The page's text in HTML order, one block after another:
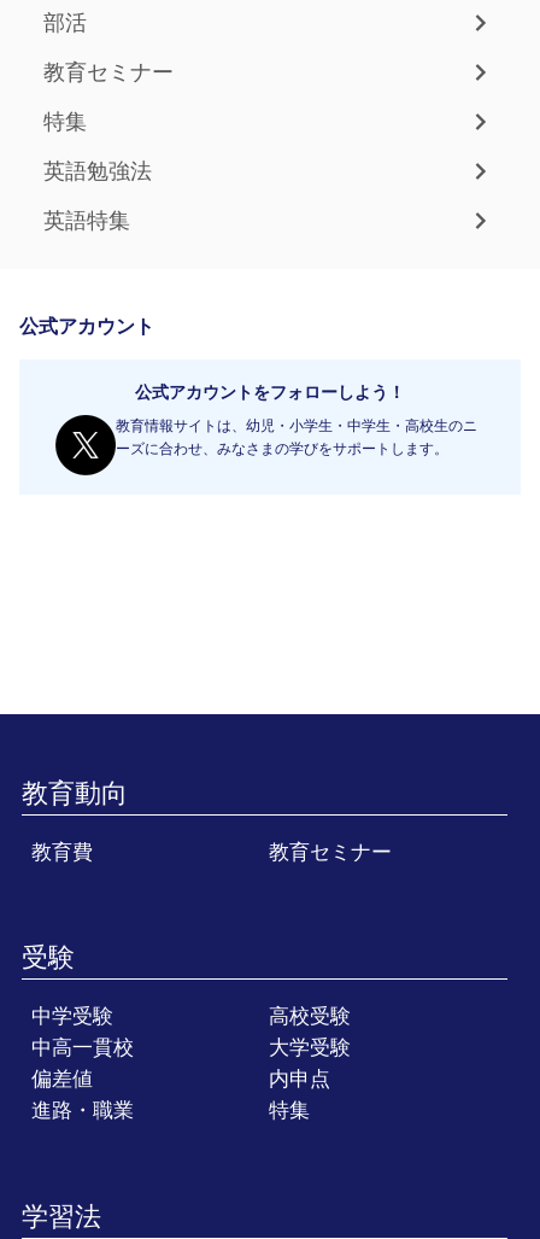
部活
教育セミナー
特集
英語勉強法
英語特集
公式アカウント
公式アカウントをフォローしよう！
教育情報サイトは、幼児・小学生・中学生・高校生のニ
ーズに合わせ、みなさまの学びをサポートします。
教育動向
教育費 教育セミナー
受験
中学受験
高校受験
中高一貫校
大学受験
偏差値
内申点
進路・職業
特集
学習法